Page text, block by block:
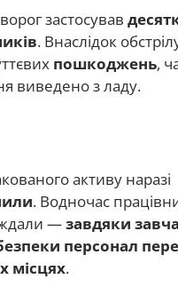
застосував
. Внаслідок
пошкоджень,
виведено з ладу.
активу наразі
. Водночас
—завдяки
персонал
місцях.